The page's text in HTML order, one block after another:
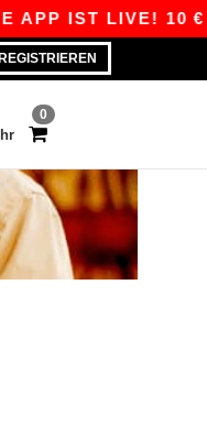
APP IST LIVE! 10 €
0